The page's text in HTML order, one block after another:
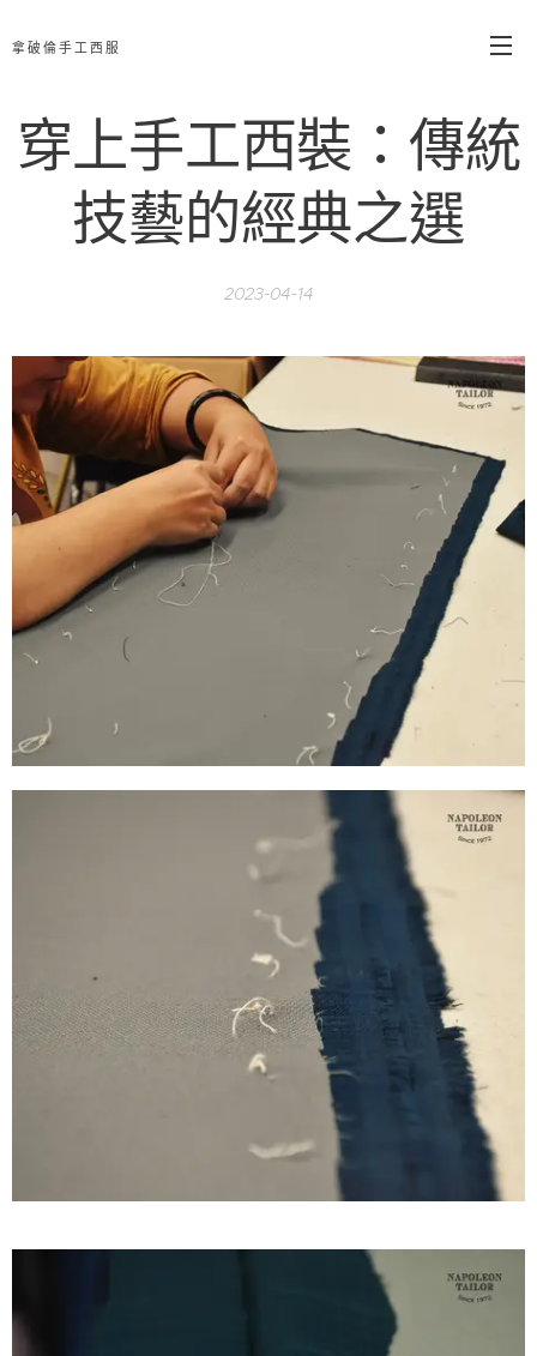
拿破倫手工西服
穿上手工西裝：傳統
技藝的經典之選
2023-04-14